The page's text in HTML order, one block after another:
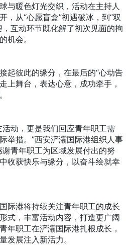
暖色灯光交织，活动在主持人
，从“心愿盲盒”初遇破冰，到“双
，互动环节既化解了初次见面的拘
机会。
彼此的缘分，在最后的“心动告
上舞台，表达心意，成功牵手，
动，更是我们回应青年职工需
举措。”西安浐灞国际港组织人事
青年职工为区域发展付出的努
收获快乐与缘分，以奋斗绘就幸
港将持续关注青年职工的成长
式，丰富活动内容，打造更广阔
年职工在浐灞国际港扎根成长，
发展注入新活力。